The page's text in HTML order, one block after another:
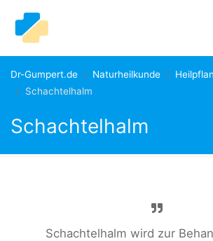
Dr-Gumpert.de Naturheilkunde
Schachtelhalm
Schachtelhalm
Schachtelhalm wird zur